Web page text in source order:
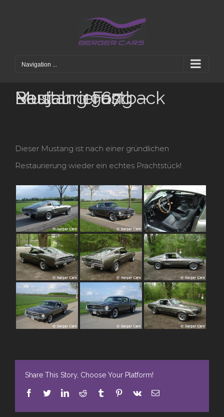
Navigation ...
Restaurierung – Mustang Fastback Baujahr 1967
Dieser Mustang ist nach einer gründlichen
Restaurierung wieder ein echtes Prachtstück!
Share This Story, Choose Your Platform!
Facebook
TwitterLinkedInReddit Tumblr Pinterest
Vk
E-